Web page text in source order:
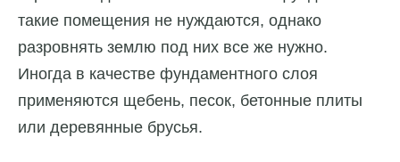
такие помещения не нуждаются, однако
разровнять землю под них все же нужно.
Иногда в качестве фундаментного слоя
применяются щебень, песок, бетонные плиты
или деревянные брусья.